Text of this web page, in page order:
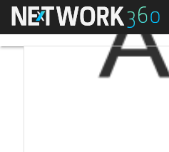
Menu